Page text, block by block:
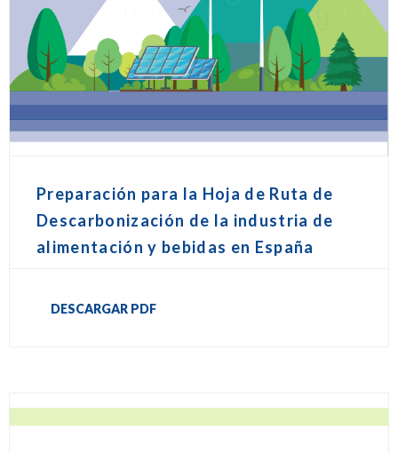
Preparación para la Hoja de Ruta de
Descarbonización de la industria de
alimentación y bebidas en España
DESCARGAR PDF